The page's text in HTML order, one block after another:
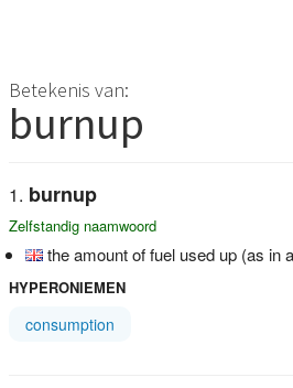
Betekenis van:
burnup
burnup
Zelfstandig naamwoord
the amount of fuel used up (as in
HYPERONIEMEN
consumption